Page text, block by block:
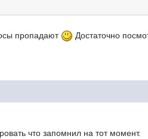
пропадают
Достаточно
что запомнил на тот момент.